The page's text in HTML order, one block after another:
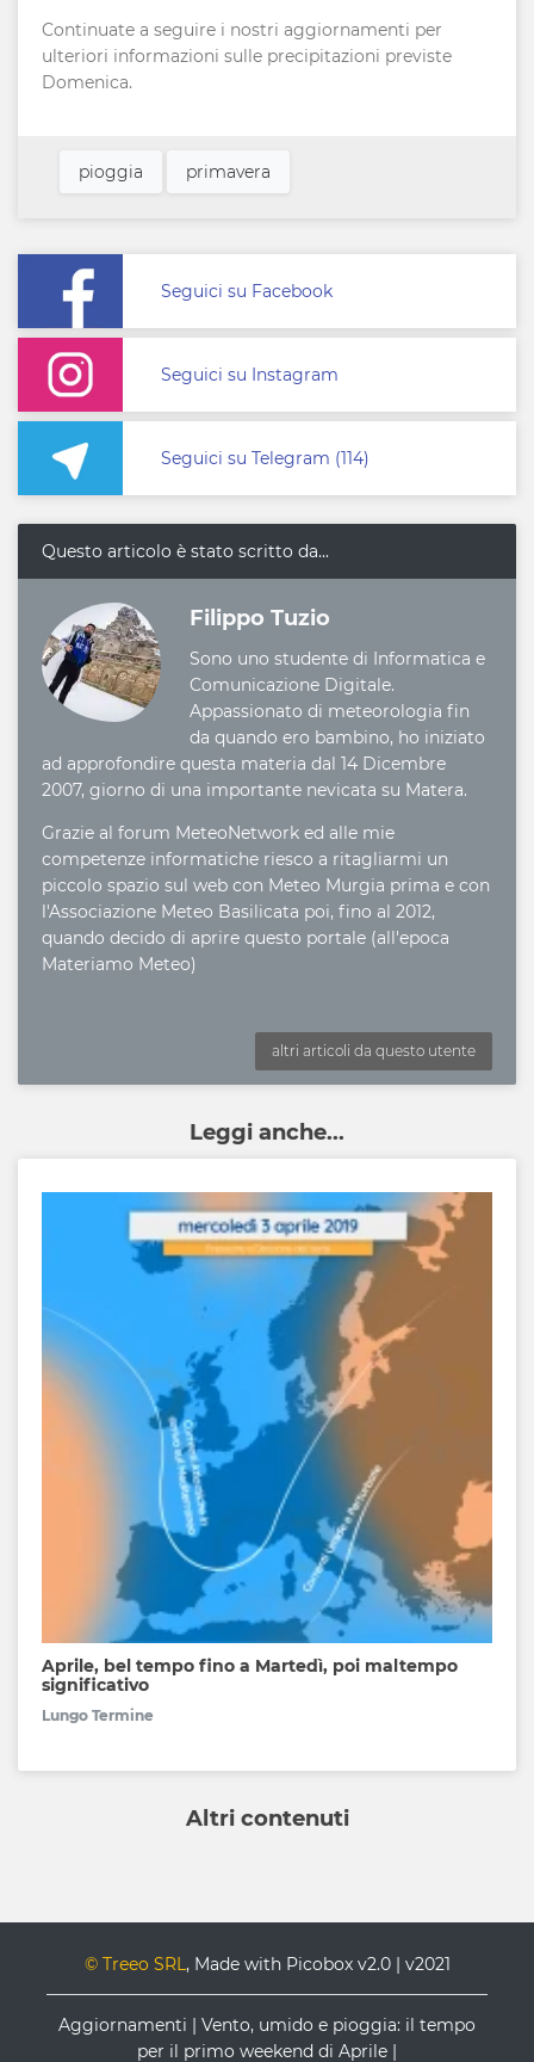
Continuate a seguire i nostri aggiornamenti per
ulteriori informazioni sulle precipitazioni previste
Domenica.
pioggia primavera
Seguici su Facebook
Seguici su Instagram
Seguici su Telegram (114)
Questo articolo è stato scritto da...
Filippo Tuzio
Sono uno studente di Informatica e
Comunicazione Digitale.
Appassionato di meteorologia fin
da quando ero bambino, ho iniziato
ad approfondire questa materia dal 14 Dicembre
2007, giorno di una importante nevicata su Matera.
Grazie al forum MeteoNetwork ed alle mie
competenze informatiche riesco a ritagliarmi un
piccolo spazio sul web con Meteo Murgia prima e con
l'Associazione Meteo Basilicata poi, fino al 2012,
quando decido di aprire questo portale (all'epoca
Materiamo Meteo)
altri articoli da questo utente
Leggi anche...
Aprile, bel tempo fino a Martedì, poi maltempo
significativo
Lungo Termine
Altri contenuti
© Treeo SRL, Made with Picobox v2.0 | v2021
Aggiornamenti | Vento, umido e pioggia: il tempo
per il primo weekend di Aprile |